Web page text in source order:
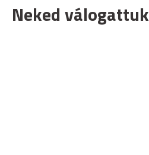
Neked válogattuk